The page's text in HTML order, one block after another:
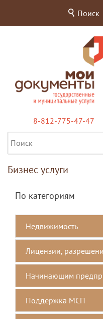
Поиск
8-812-775-47-47
Бизнес услуги
По категориям
Недвижимость
Лицензии,
Начинающим
Поддержка МСП